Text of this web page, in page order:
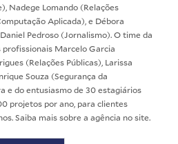
Nadege Lomando (Relações
Aplicada), e Débora
Pedroso (Jornalismo). O time da
profissionais Marcelo Garcia
(Relações Públicas), Larissa
Souza (Segurança da
e do entusiasmo de 30 estagiários
projetos por ano, para clientes
Saiba mais sobre a agência nosite.